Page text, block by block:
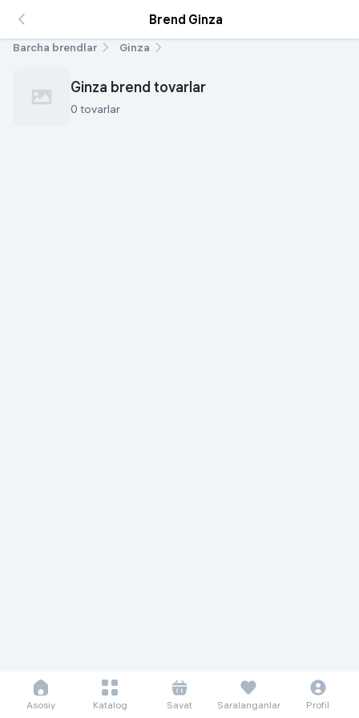
Brend Ginza
Barcha brendlar Ginza
Ginza brend tovarlar
0 tovarlar
Asosiy Katalog Savat Saralanganlar Profil